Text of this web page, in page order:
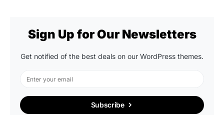
Sign Up for Our Newsletters
Get notified of the best deals on our WordPress themes.
Subscribe